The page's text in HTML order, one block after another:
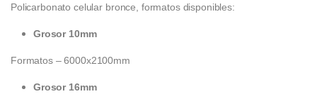
Policarbonato celular bronce, formatos disponibles:
Grosor 10mm
Formatos – 6000x2100mm
Grosor 16mm